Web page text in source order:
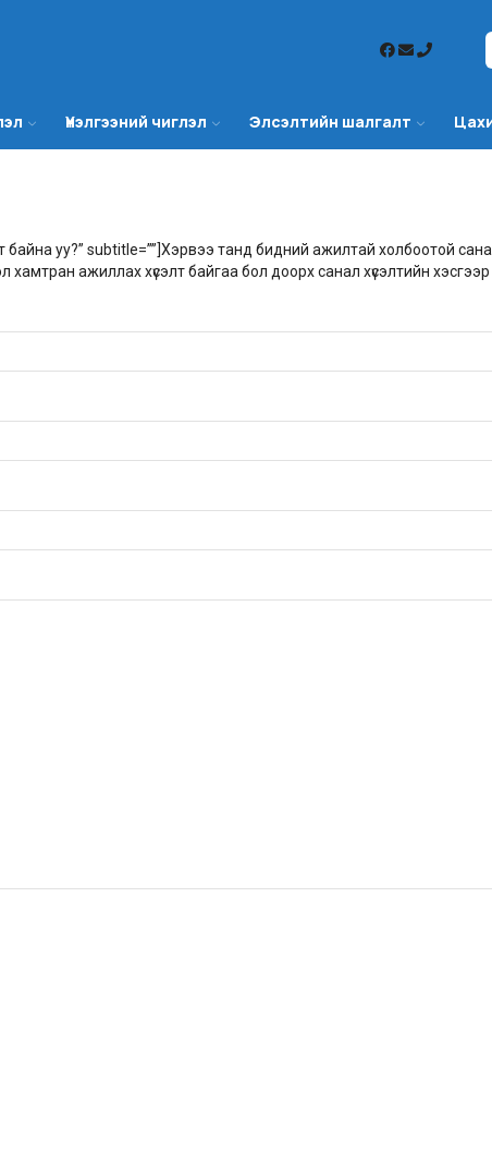
Үнэлгээний чиглэл Элсэлтийн шалгалт
уу?” subtitle=””]Хэрвээ танд бидний ажилтай холбоотой
ажиллах хүсэлт байгаа бол доорх санал хүсэлтийн